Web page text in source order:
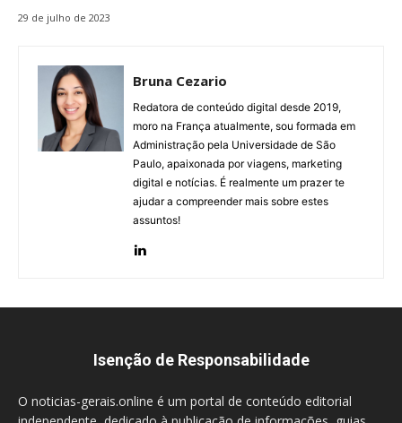
29 de julho de 2023
Bruna Cezario
Redatora de conteúdo digital desde 2019,
moro na França atualmente, sou formada em
Administração pela Universidade de São
Paulo, apaixonada por viagens, marketing
digital e notícias. É realmente um prazer te
ajudar a compreender mais sobre estes
assuntos!
Isenção de Responsabilidade
O noticias-gerais.online é um portal de conteúdo editorial